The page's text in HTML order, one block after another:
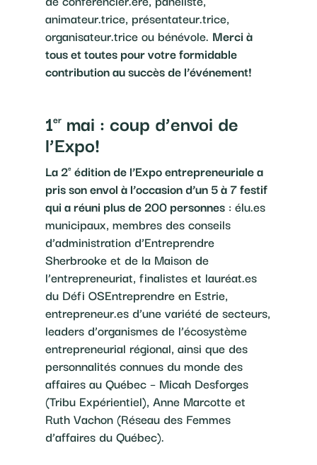
animateur.trice, présentateur.trice,
organisateur.trice ou bénévole. Merci à
tous et toutes pour votre formidable
contribution au succès de l’événement!
1er mai : coup d’envoi de
l’Expo!
La 2e édition de l’Expo entrepreneuriale a
pris son envol à l’occasion d’un 5 à 7 festif
qui a réuni plus de 200 personnes : élu.es
municipaux, membres des conseils
d’administration d’Entreprendre
Sherbrooke et de la Maison de
l’entrepreneuriat, finalistes et lauréat.es
du Défi OSEntreprendre en Estrie,
entrepreneur.es d’une variété de secteurs,
leaders d’organismes de l’écosystème
entrepreneurial régional, ainsi que des
personnalités connues du monde des
affaires au Québec – Micah Desforges
(Tribu Expérientiel), Anne Marcotte et
Ruth Vachon (Réseau des Femmes
d’affaires du Québec).